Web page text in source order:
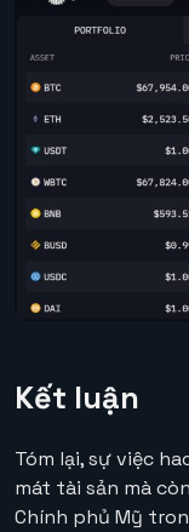
Kết luận
Tóm lại, sự việc
mát tài sản mà
Chính phủ Mỹ